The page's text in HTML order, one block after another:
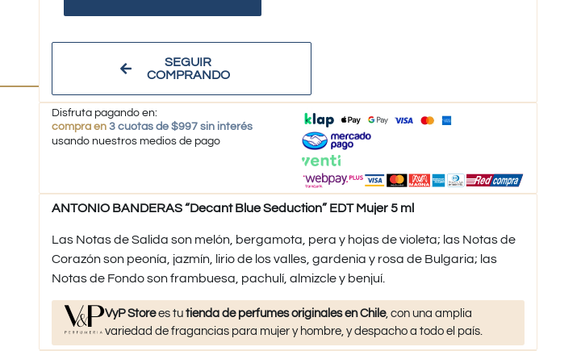
SEGUIR
COMPRANDO
Disfruta pagando en:
compra en 3 cuotas de $997 sin interés
usando nuestros medios de pago
ANTONIO BANDERAS “Decant Blue Seduction” EDT Mujer 5 ml
Las Notas de Salida son melón, bergamota, pera y hojas de violeta; las Notas de
Corazón son peonía, jazmín, lirio de los valles, gardenia y rosa de Bulgaria; las
Notas de Fondo son frambuesa, pachulí, almizcle y benjuí.
VyP Storees tutienda de perfumes originales en Chile, con una amplia
variedad de fragancias para mujer y hombre, y despacho a todo el país.